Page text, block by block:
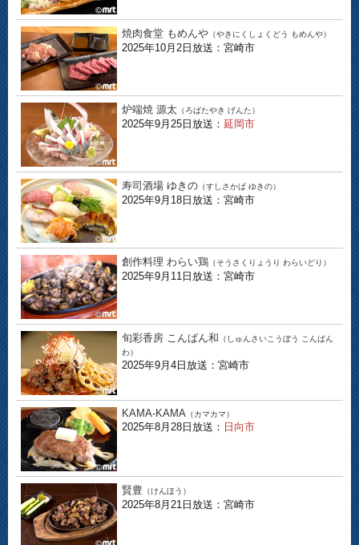
焼肉食堂 もめんや （やきにくしょくどう もめんや）
2025年10月2日放送：宮崎市
炉端焼 源太 （ろばたやき げんた）
2025年9月25日放送： 延岡市
寿司酒場 ゆきの （すしさかば ゆきの）
2025年9月18日放送：宮崎市
創作料理 わらい鶏 （そうさくりょうり わらいどり）
2025年9月11日放送：宮崎市
旬彩香房 こんばん和 （しゅんさいこうぼう こんばん
わ）
2025年9月4日放送：宮崎市
KAMA-KAMA （カマカマ）
2025年8月28日放送： 日向市
賢豊 （けんほう）
2025年8月21日放送：宮崎市